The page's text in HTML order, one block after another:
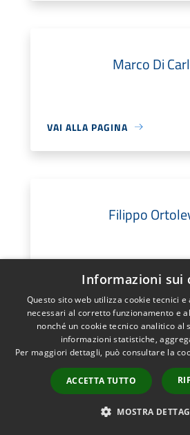
Marco Di
VAI ALLA PAGINA
Filippo
VAI ALLA PAGINA
Andrea
Informazioni sui
Questo sito web utilizza cookie tecnici
necessari al corretto funzionamento e
nonché un cookie tecnico analitico al
informazioni statistiche,
Per maggiori dettagli, può consultare la
ACCETTA TUTTO
MOSTRA